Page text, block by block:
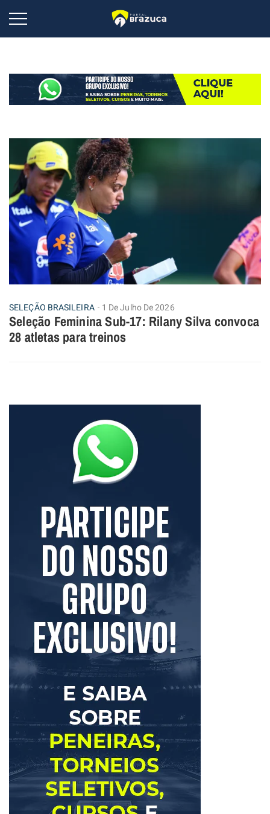
SELEÇÃO BRASILEIRA 1 De Julho De 2026
Seleção Feminina Sub-17: Rilany Silva convoca
28 atletas para treinos